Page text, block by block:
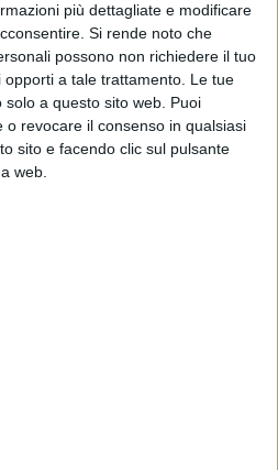
più dettagliate e modificare
Si rende noto che
possono non richiedere il tuo
a tale trattamento. Le tue
a questo sito web. Puoi
o revocare il consenso in qualsiasi
sito e facendo clic sul pulsante
web.
un
dedicato a
device